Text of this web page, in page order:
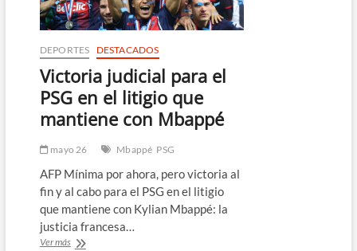
días
del
por
una
escapada
romántica
DEPORTES DESTACADOS
Victoria judicial para el
PSG en el litigio que
mantiene con Mbappé
mayo 26 Mbappé PSG
AFP Mínima por ahora, pero victoria al
fin y al cabo para el PSG en el litigio
que mantiene con Kylian Mbappé: la
justicia francesa…
Ver másVictoria